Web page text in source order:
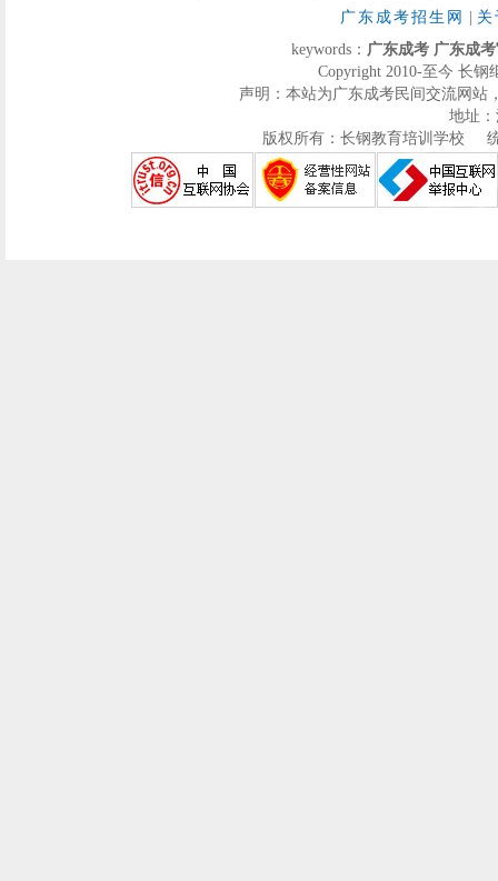
广东成考招生网
keywords： 广东成考 广东成
Copyright 2010-至今 长钢
声明：本站为广东成考民间交流网站
地址
版权所有：长钢教育培训学校